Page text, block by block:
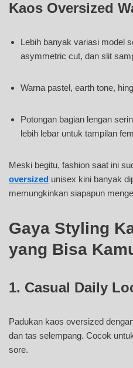
Kaos Oversized
Lebih banyak variasi model
asymmetric cut, dan slit
Warna pastel, earth tone,
Potongan bagian lengan
lebih lebar untuk tampilan
Meski begitu, fashion saat ini
oversized unisex kini banyak
memungkinkan siapapun
Gaya Styling
yang Bisa
1. Casual Daily
Padukan kaos oversized
dan tas selempang. Cocok
sore.